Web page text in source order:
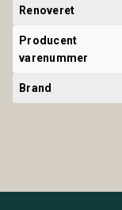
Renoveret
Producent
varenummer
Brand